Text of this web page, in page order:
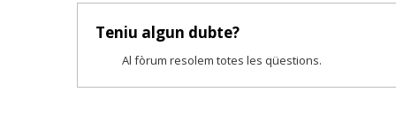
Teniu algun dubte?
Al fòrum resolem totes les qüestions.